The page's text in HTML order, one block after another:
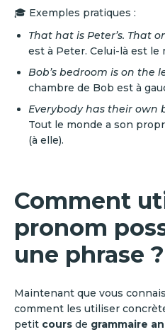
🎓 Exemples pratiques :
That hat is Peter’s. That
est à Peter. Celui-là est le
Bob’s bedroom is on the
chambre de Bob est à
Everybody has their own
Tout le monde a son
(à elle).
Comment
pronom
une phrase ?
Maintenant que vous
comment les utiliser
petit cours de grammaire